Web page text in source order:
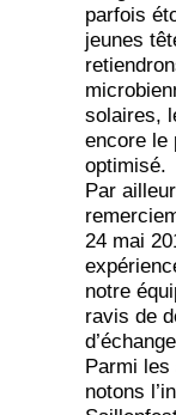
parfois
jeunes
solaires,
encore le
optimisé.
Par
24 mai
notre
ravis de
Parmi les
notons